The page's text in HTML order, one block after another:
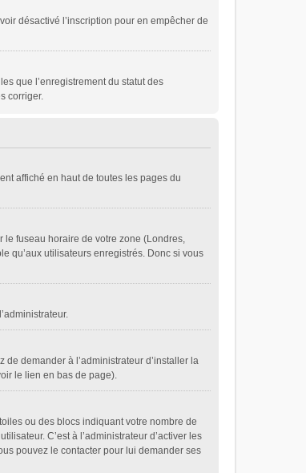
désactivé l’inscription pour en empêcher de
que l’enregistrement du statut des
corriger.
affiché en haut de toutes les pages du
le fuseau horaire de votre zone (Londres,
qu’aux utilisateurs enregistrés. Donc si vous
demander à l’administrateur d’installer la
le lien en bas de page).
ou des blocs indiquant votre nombre de
C’est à l’administrateur d’activer les
pouvez le contacter pour lui demander ses